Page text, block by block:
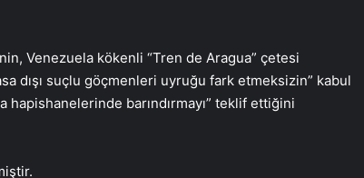
Venezuela kökenli “Tren de Aragua” çetesi
dışı suçlu göçmenleri uyruğu fark etmeksizin” kabul
hapishanelerinde barındırmayı” teklif ettiğini